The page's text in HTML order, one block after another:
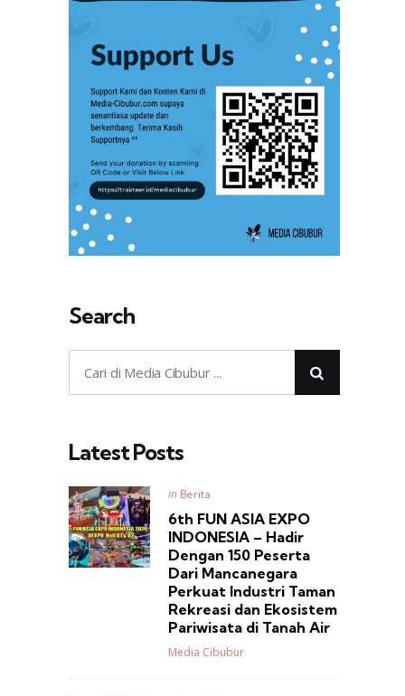
Search
Latest Posts
Posted
in
in Berita
6th FUN ASIA EXPO
INDONESIA – Hadir
Dengan 150 Peserta
Dari Mancanegara
Perkuat Industri Taman
Rekreasi dan Ekosistem
Pariwisata di Tanah Air
Posted
Media Cibubur